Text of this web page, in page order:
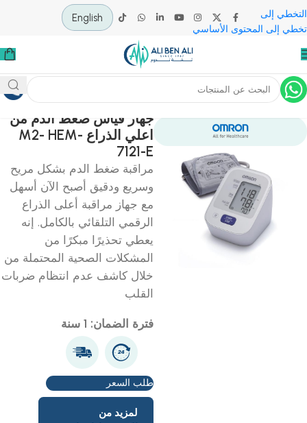
إلى
المحتوى الأساسي
English
تشخيص وأشعة أجهزة تشخيصية عامة
جهاز قياس ضغط الدم من
اعلي الذراع M2- HEM-
7121-E
مراقبة ضغط الدم بشكل مريح
وسريع ودقيق أصبح الآن أسهل
مع جهاز مراقبة أعلى الذراع
الرقمي التلقائي بالكامل. إنه
يعطي تحذيرًا مبكرًا من
المشكلات الصحية المحتملة من
خلال كاشف عدم انتظام ضربات
القلب
فترة الضمان: 1 سنة
طلب السعر